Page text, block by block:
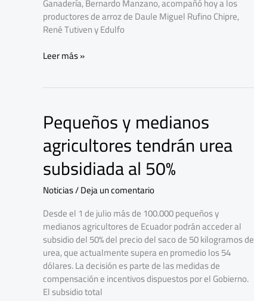
productores de arroz de Daule Miguel Rufino Chipre,
René Tutiven y Edulfo
Leer más »
Pequeños y medianos
agricultores tendrán urea
subsidiada al 50%
Noticias/Deja un comentario
Desde el 1 de julio más de 100.000 pequeños y
medianos agricultores de Ecuador podrán acceder al
subsidio del 50% del precio del saco de 50 kilogramos de
urea, que actualmente supera en promedio los 54
dólares. La decisión es parte de las medidas de
compensación e incentivos dispuestos por el Gobierno.
El subsidio total
Pequeños
y
medianos
agricultores
tendrán
urea
subsidiada
al
50%